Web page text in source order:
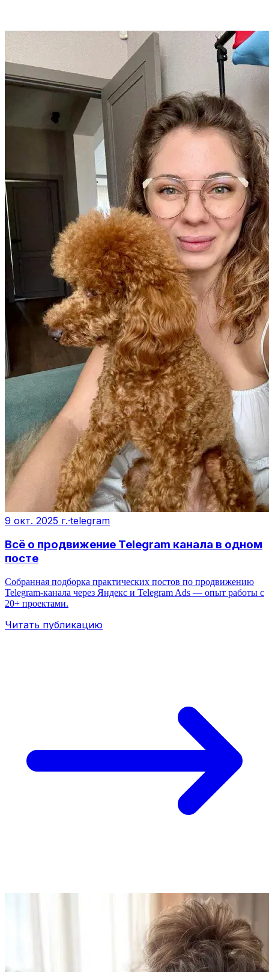
9 окт. 2025 г.·telegram
Всё о продвижение Telegram канала в одном
посте
Собранная подборка практических постов по продвижению
Telegram‑канала через Яндекс и Telegram Ads — опыт работы с
20+ проектами.
Читать публикацию